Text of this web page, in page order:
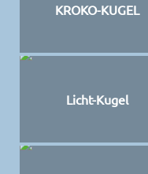
KROKO-KUGEL
Licht-Kugel